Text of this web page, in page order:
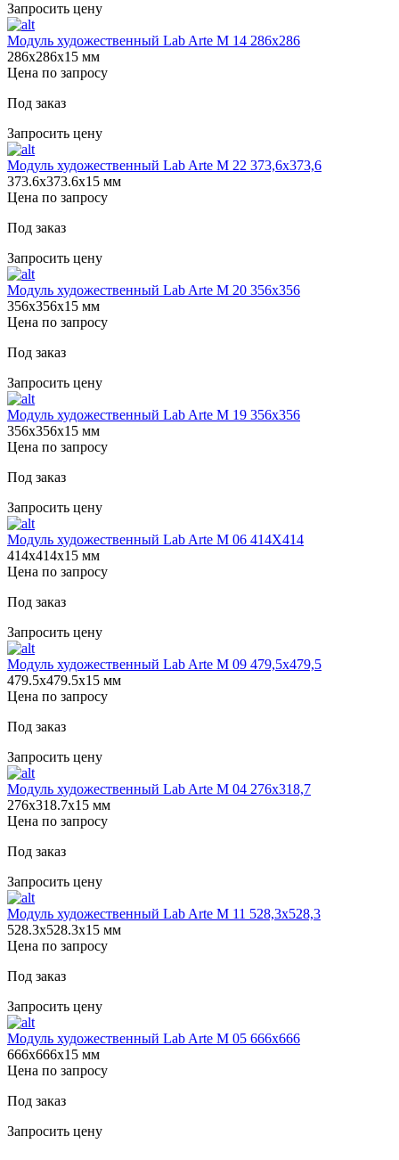
Запросить цену
Модуль художественный Lab Arte М 14 286х286
286х286х15 мм
Цена по запросу
Под заказ
Запросить цену
Модуль художественный Lab Arte М 22 373,6х373,6
373.6х373.6х15 мм
Цена по запросу
Под заказ
Запросить цену
Модуль художественный Lab Arte М 20 356х356
356х356х15 мм
Цена по запросу
Под заказ
Запросить цену
Модуль художественный Lab Arte М 19 356х356
356х356х15 мм
Цена по запросу
Под заказ
Запросить цену
Модуль художественный Lab Arte М 06 414Х414
414х414х15 мм
Цена по запросу
Под заказ
Запросить цену
Модуль художественный Lab Arte М 09 479,5х479,5
479.5х479.5х15 мм
Цена по запросу
Под заказ
Запросить цену
Модуль художественный Lab Arte М 04 276х318,7
276х318.7х15 мм
Цена по запросу
Под заказ
Запросить цену
Модуль художественный Lab Arte М 11 528,3х528,3
528.3х528.3х15 мм
Цена по запросу
Под заказ
Запросить цену
Модуль художественный Lab Arte М 05 666х666
666х666х15 мм
Цена по запросу
Под заказ
Запросить цену